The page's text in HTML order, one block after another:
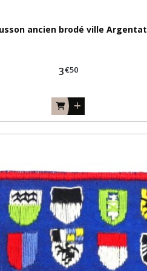
ancien brodé ville Argentat
3€50